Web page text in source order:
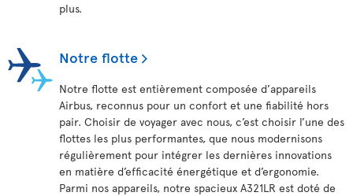
plus.
Notre flotte
Notre flotte est entièrement composée d’appareils
Airbus, reconnus pour un confort et une fiabilité hors
pair. Choisir de voyager avec nous, c’est choisir l’une des
flottes les plus performantes, que nous modernisons
régulièrement pour intégrer les dernières innovations
en matière d’efficacité énergétique et d’ergonomie.
Parmi nos appareils, notre spacieux A321LR est doté de